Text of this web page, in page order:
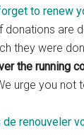
to renew
donations are
they were
the running
urge you not
renouveler